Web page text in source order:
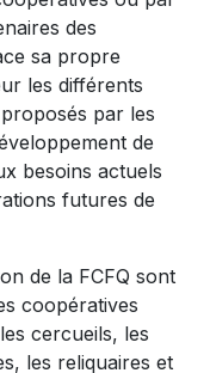
des
sa propre
les différents
par les
de
besoins actuels
futures de
de la FCFQ sont
coopératives
cercueils, les
les reliquaires et